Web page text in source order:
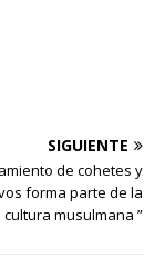
SIGUIENTE
de cohetes y
forma parte de la
cultura musulmana ”